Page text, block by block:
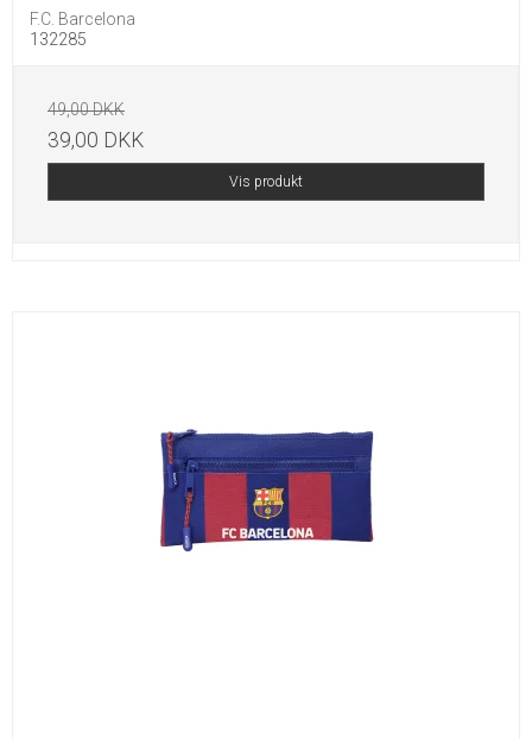
F.C. Barcelona
132285
49,00 DKK
39,00 DKK
Vis produkt